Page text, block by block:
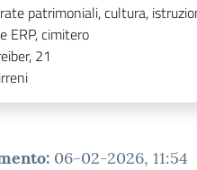
patrimoniali, cultura,
ERP, cimitero
21
: 06-02-2026, 11:54